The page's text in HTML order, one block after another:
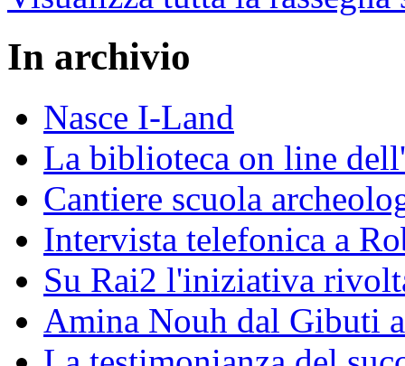
In archivio
Nasce I-Land
La biblioteca on line
Cantiere scuola
Intervista telefonica a
Su Rai2 l'iniziativa
Amina Nouh dal Gibuti